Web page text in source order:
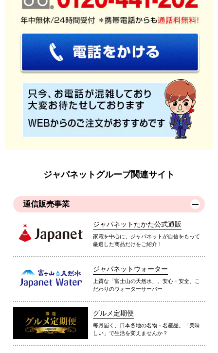
ジャパネットグループ関連サイト
通信販売事業
ジャパネットたかた公式通販
家電を中心に、ジャパネットが自信をもって
厳選した商品だけをご紹介！
ジャパネットウォーター
上質な「富士山の天然水」。安心・安全、こ
だわりのウォーターサーバー
グルメ定期便
毎月届く、日本各地の名物・名産品。「美味
しい」で生活を変えませんか？